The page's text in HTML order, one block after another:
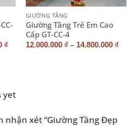
₫
GIƯỜNG TẦNG
Giường Tầng Trẻ Em Cao
Cấp GT-CC-4
12.000.000 ₫ – 14.800.000 ₫
yet
xét “Giường Tầng Đẹp